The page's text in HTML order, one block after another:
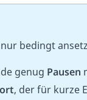
bedingt
genug Pausen
, der für kurze